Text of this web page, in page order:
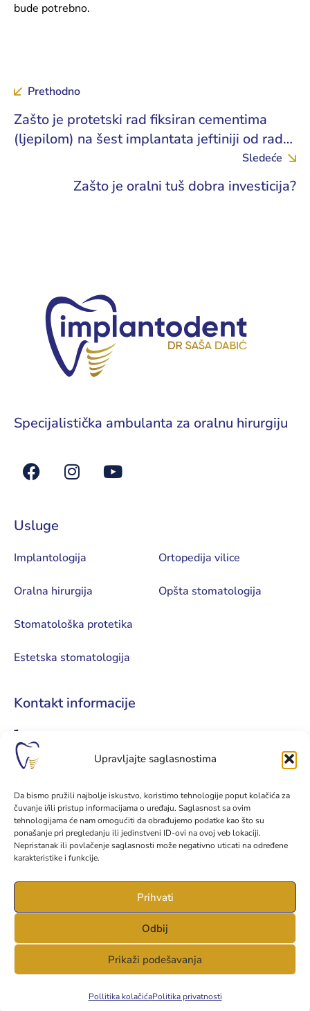
Upravljajte saglasnostima
Da bismo pružili najbolje iskustvo, koristimo tehnologije poput kolačića za
čuvanje i/ili pristup informacijama o uređaju. Saglasnost sa ovim
tehnologijama će nam omogućiti da obrađujemo podatke kao što su
ponašanje pri pregledanju ili jedinstveni ID-ovi na ovoj veb lokaciji.
Nepristanak ili povlačenje saglasnosti može negativno uticati na određene
karakteristike i funkcije.
Prihvati
Odbij
Prikaži podešavanja
Pollitika kolačićaPolitika privatnosti
bude potrebno.
Prethodno
Zašto je protetski rad fiksiran cementima
(ljepilom) na šest implantata jeftiniji od rada
na četiri implantata, koji je fiksiran sistemom
šrafljenja?
Sledeće
Zašto je oralni tuš dobra investicija?
Specijalistička ambulanta za oralnu hirurgiju
Usluge
Implantologija
Oralna hirurgija
Stomatološka protetika
Estetska stomatologija
Ortopedija vilice
Opšta stomatologija
Kontakt informacije
+387 65 034 034
kontakt@implantodent.ba
implantodent.ba
Prvog krajiškog korpusa 35
© 2022 IMPLANTODENT / Sva prava zadržana.
Produkcija:
Uslovi korištenja
Politika privatnosti
Politika kolačića (EU)